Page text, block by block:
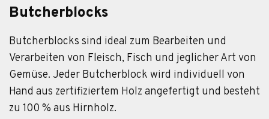
Butcherblocks
Butcherblocks sind ideal zum Bearbeiten und
Verarbeiten von Fleisch, Fisch und jeglicher Art von
Gemüse. Jeder Butcherblock wird individuell von
Hand aus zertifiziertem Holz angefertigt und besteht
zu 100 % aus Hirnholz.